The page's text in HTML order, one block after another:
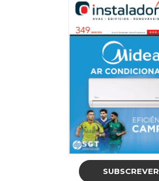
SUBSCREVER